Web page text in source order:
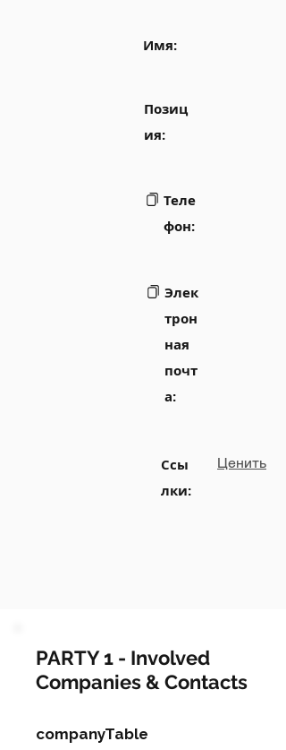
Имя:
Позиц
ия:
Теле
фон:
Элек
трон
ная
почт
а:
Ссы
лки:
Ценить
PARTY 1 - Involved
Companies & Contacts
companyTable